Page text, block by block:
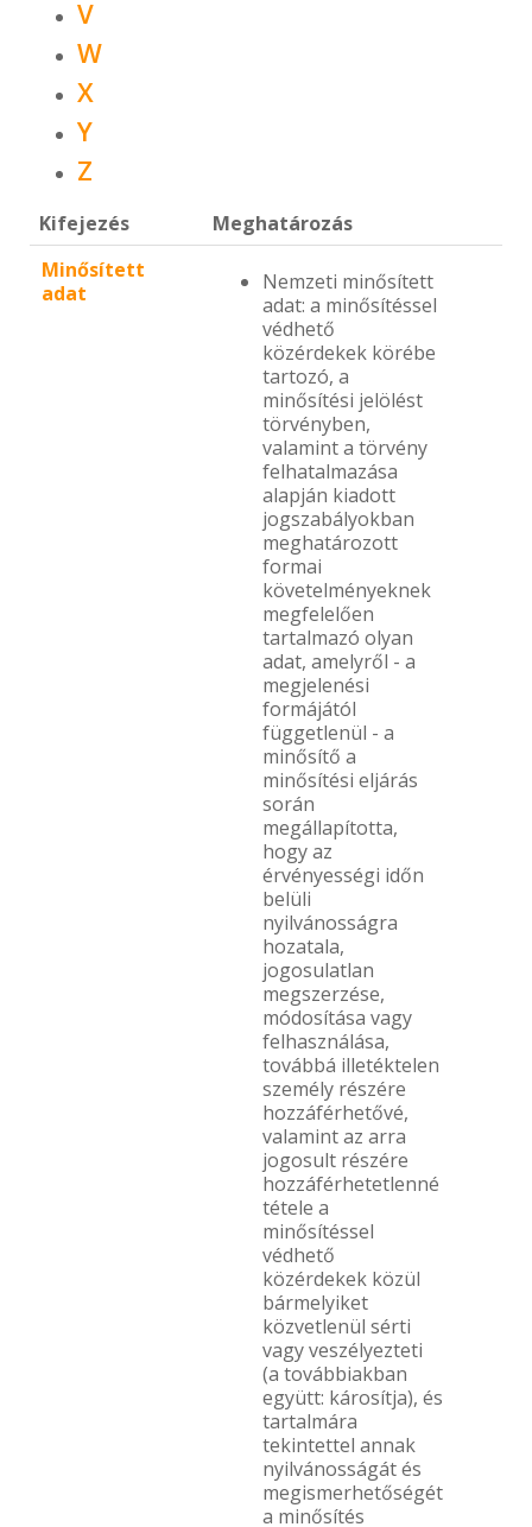
V
W
X
Y
Z
Kifejezés
Meghatározás
Minősített
adat
Nemzeti minősített
adat: a minősítéssel
védhető
közérdekek körébe
tartozó, a
minősítési jelölést
törvényben,
valamint a törvény
felhatalmazása
alapján kiadott
jogszabályokban
meghatározott
formai
követelményeknek
megfelelően
tartalmazó olyan
adat, amelyről - a
megjelenési
formájától
függetlenül - a
minősítő a
minősítési eljárás
során
megállapította,
hogy az
érvényességi időn
belüli
nyilvánosságra
hozatala,
jogosulatlan
megszerzése,
módosítása vagy
felhasználása,
továbbá illetéktelen
személy részére
hozzáférhetővé,
valamint az arra
jogosult részére
hozzáférhetetlenné
tétele a
minősítéssel
védhető
közérdekek közül
bármelyiket
közvetlenül sérti
vagy veszélyezteti
(a továbbiakban
együtt: károsítja), és
tartalmára
tekintettel annak
nyilvánosságát és
megismerhetőségét
a minősítés